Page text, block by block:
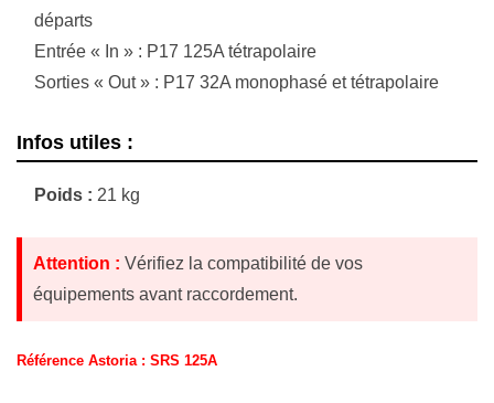
départs
Entrée « In » : P17 125A tétrapolaire
Sorties « Out » : P17 32A monophasé et tétrapolaire
Infos utiles :
Poids : 21 kg
Attention : Vérifiez la compatibilité de vos
équipements avant raccordement.
Référence Astoria : SRS 125A